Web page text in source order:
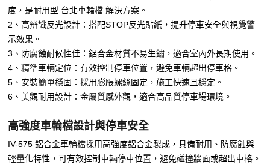
度，是耐用型 台北車輪檔 解決方案。
2、高辨識反光設計：搭配STOP反光貼紙，提升停車安全與視覺警
示效果。
3、防腐蝕耐候性佳：鋁合金材質不易生鏽，適合室內外長期使用。
4、精準車輛定位：有效控制停車位置，避免車輛超出停車格。
5、安裝簡單穩固：採用膨脹螺絲固定，施工快速且穩定。
6、美觀耐用設計：金屬質感外觀，適合高品質停車場環境。
高強度車輪檔設計與停車安全
IV-575 鋁合金車輪檔採用高強度鋁合金製成，具備耐用、防腐蝕與
輕量化特性，可有效控制車輛停車位置，避免碰撞牆面或超出車格。